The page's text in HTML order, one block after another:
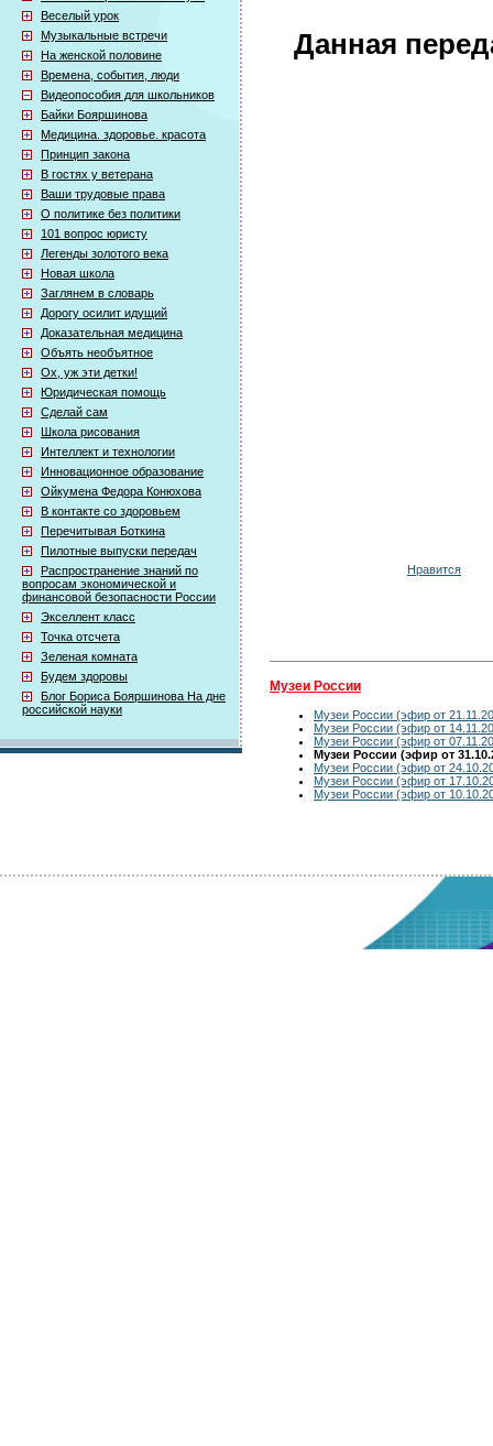
Веселый урок
Музыкальные встречи
На женской половине
Времена, события, люди
Видеопособия для школьников
Байки Бояршинова
Медицина. здоровье. красота
Принцип закона
В гостях у ветерана
Ваши трудовые права
О политике без политики
101 вопрос юристу
Легенды золотого века
Новая школа
Заглянем в словарь
Дорогу осилит идущий
Доказательная медицина
Объять необъятное
Ох, уж эти детки!
Юридическая помощь
Сделай сам
Школа рисования
Интеллект и технологии
Инновационное образование
Ойкумена Федора Конюхова
В контакте со здоровьем
Перечитывая Боткина
Пилотные выпуски передач
Распространение знаний по
вопросам экономической и
финансовой безопасности России
Экселлент класс
Точка отсчета
Зеленая комната
Будем здоровы
Блог Бориса Бояршинова На дне
российской науки
Данная
Нравится
Музеи России
Музеи России (эфир от
Музеи России (эфир от
Музеи России (эфир от
Музеи России (эфир от
Музеи России (эфир от
Музеи России (эфир от
Музеи России (эфир от